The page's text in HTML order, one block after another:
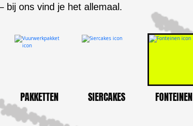
bij ons vind je het allemaal.
PAKKETTEN SIERCAKES FONTEINEN